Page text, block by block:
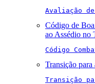
Avaliação de
Código de
ao Assédio no
Código
Transição para
Transição